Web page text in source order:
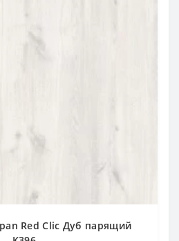
Red Clic Дуб парящий